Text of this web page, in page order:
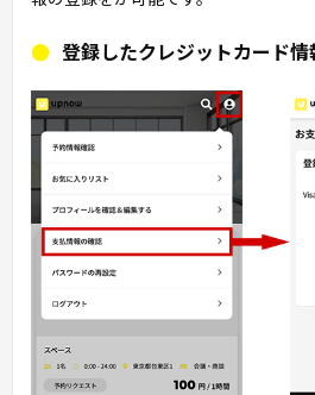
登録したクレジットカード情